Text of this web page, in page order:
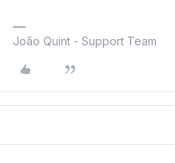
João Quint - Support Team